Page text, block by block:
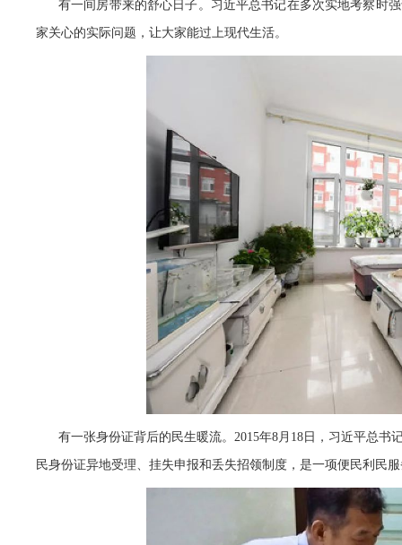
有一间房带来的舒心日子。习近平总书记在多次实地考察时
家关心的实际问题，让大家能过上现代生活。
有一张身份证背后的民生暖流。2015年8月18日，习近平总
民身份证异地受理、挂失申报和丢失招领制度，是一项便民利民